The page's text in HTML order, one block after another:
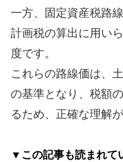
一方、固定資産税路
計画税の算出に用い
度です。
これらの路線価は、
の基準となり、税額
るため、正確な理解
▼この記事も読まれて